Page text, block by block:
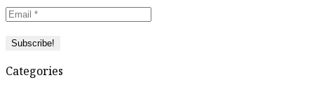
Categories